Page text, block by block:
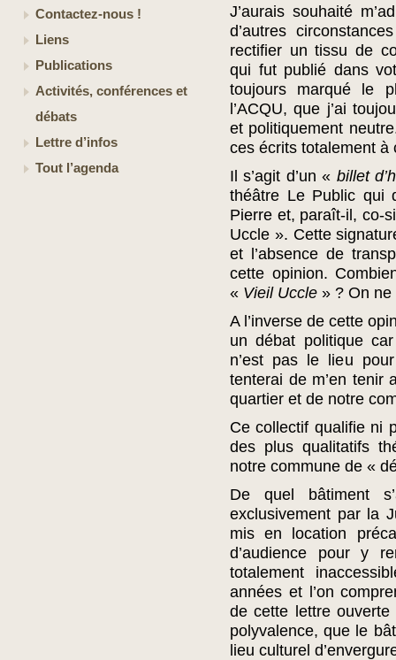
Contactez-nous !
Liens
Publications
Activités, conférences et
débats
Lettre d’infos
Tout l’agenda
J’aurais souhaité
d’autres
rectifier un tissu de
qui fut publié dans
toujours marqué le
l’ACQU, que j’ai
et politiquement
ces écrits totalement à
Il s’agit d’un « billet
théâtre Le Public qui
Pierre et, paraît-il, co-
Uccle ». Cette
et l’absence de
cette opinion.
« Vieil Uccle » ? On ne
A l’inverse de cette
un débat politique
n’est pas le lieu
tenterai de m’en tenir
quartier et de notre
Ce collectif qualifie ni
des plus qualitatifs
notre commune de «
De quel bâtiment
exclusivement par la
mis en location
d’audience pour y
totalement
années et l’on
de cette lettre ouverte
polyvalence, que le
lieu culturel